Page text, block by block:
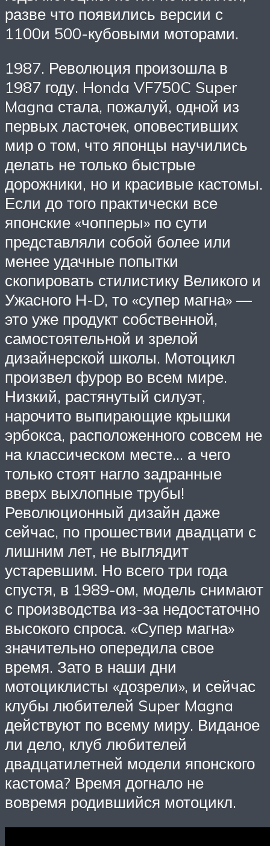
разве что появились версии с
1100и 500-кубовыми моторами.
1987. Революция произошла в
1987 году. Honda VF750C Super
Magna стала, пожалуй, одной из
первых ласточек, оповестивших
мир о том, что японцы научились
делать не только быстрые
дорожники, но и красивые кастомы.
Если до того практически все
японские «чопперы» по сути
представляли собой более или
менее удачные попытки
скопировать стилистику Великого и
Ужасного H-D, то «супер магна» —
это уже продукт собственной,
самостоятельной и зрелой
дизайнерской школы. Мотоцикл
произвел фурор во всем мире.
Низкий, растянутый силуэт,
нарочито выпирающие крышки
эрбокса, расположенного совсем не
на классическом месте… а чего
только стоят нагло задранные
вверх выхлопные трубы!
Революционный дизайн даже
сейчас, по прошествии двадцати с
лишним лет, не выглядит
устаревшим. Но всего три года
спустя, в 1989-ом, модель снимают
с производства из-за недостаточно
высокого спроса. «Супер магна»
значительно опередила свое
время. Зато в наши дни
мотоциклисты «дозрели», и сейчас
клубы любителей Super Magna
действуют по всему миру. Виданое
ли дело, клуб любителей
двадцатилетней модели японского
кастома? Время догнало не
вовремя родившийся мотоцикл.